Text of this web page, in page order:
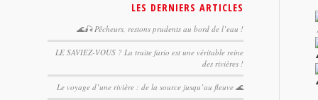
LES DERNIERS ARTICLES
🌊🎣 Pêcheurs, restons prudents au bord de l’eau !
LE SAVIEZ-VOUS ? La truite fario est une véritable reine
des rivières !
Le voyage d’une rivière : de la source jusqu’au fleuve 🌊